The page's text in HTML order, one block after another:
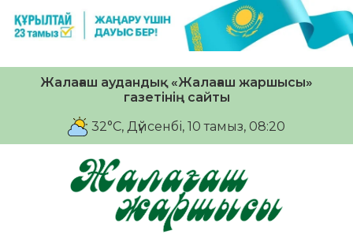
Жалағаш аудандық «Жалағаш жаршысы»
газетінің сайты
32°C, Дүйсенбі, 10 тамыз, 08:20